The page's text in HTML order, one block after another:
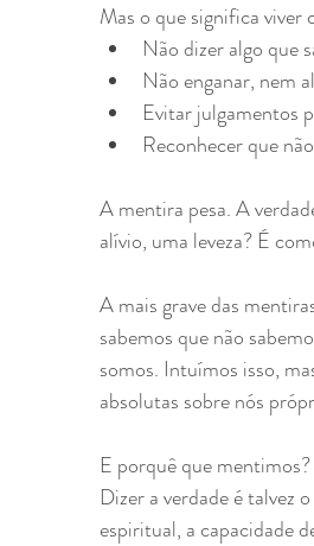
Mas o que significa viver
Não dizer algo que
Não enganar, nem
Evitar julgamentos
Reconhecer que
A mentira pesa. A
alívio, uma leveza? É
A mais grave das
sabemos que não
somos. Intuímos isso,
absolutas sobre nós
E porquê que
Dizer a verdade é talvez
espiritual, a capacidade